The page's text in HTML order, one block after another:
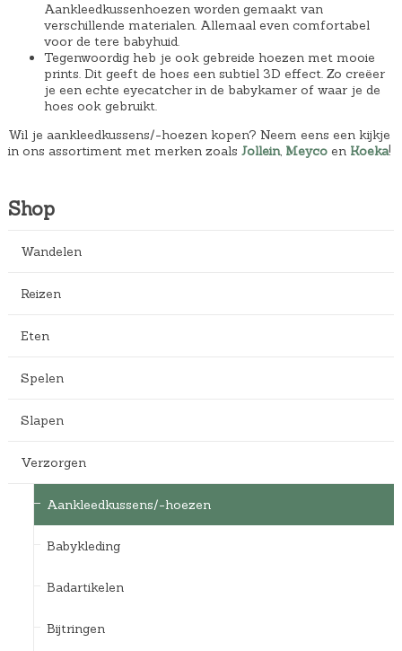
Aankleedkussenhoezen worden gemaakt van
verschillende materialen. Allemaal even comfortabel
voor de tere babyhuid.
Tegenwoordig heb je ook gebreide hoezen met mooie
prints. Dit geeft de hoes een subtiel 3D effect. Zo creëer
je een echte eyecatcher in de babykamer of waar je de
hoes ook gebruikt.
Wil je aankleedkussens/-hoezen kopen? Neem eens een kijkje
in ons assortiment met merken zoals Jollein, Meycoen Koeka!
Shop
Wandelen
Reizen
Eten
Spelen
Slapen
Verzorgen
Aankleedkussens/-hoezen
Babykleding
Badartikelen
Bijtringen